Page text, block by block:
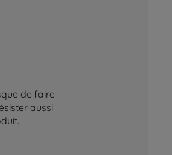
de faire
aussi